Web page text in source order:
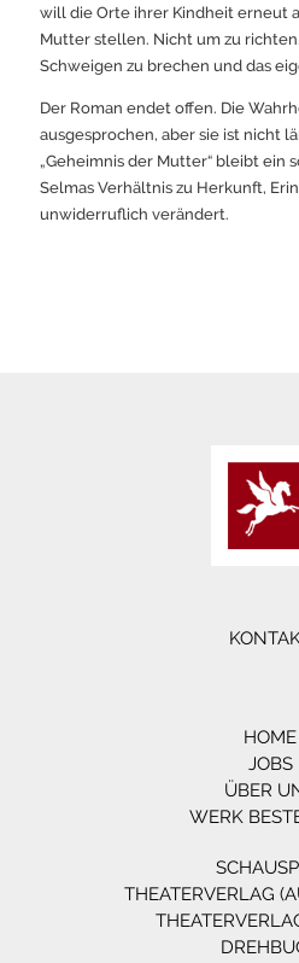
will die Orte ihrer Kindheit erneut
Mutter stellen. Nicht um zu
Schweigen zu brechen und das
Der Roman endet offen. Die
ausgesprochen, aber sie ist nicht
„Geheimnis der Mutter“ bleibt ein
Selmas Verhältnis zu Herkunft,
unwiderruflich verändert.
HOME
JOBS
ÜBER
WERK
THEATERVERLAG